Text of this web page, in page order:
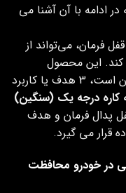
که در ادامه با آن آشنا می
فرمان، می‌تواند از
کند. این محصول
همانطور که نامش گویای چند کاربره بودن است، 3 هدف یا کاربرد
کاره درجه یک (سنگین)
پدال فرمان و هدف
قرار می گیرد.
در خودرو محافظت